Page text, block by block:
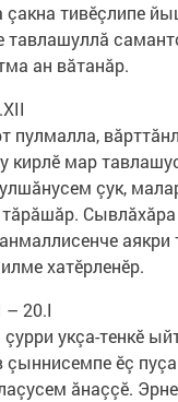
çакна тивӗçлипе
тавлашуллă
ан вăтанăр.​
пулмалла,
кирлӗ мар
çук,
аякри
хатӗрленӗр.
20.I
укçа-тенкӗ
ӗç
ăнаççӗ.